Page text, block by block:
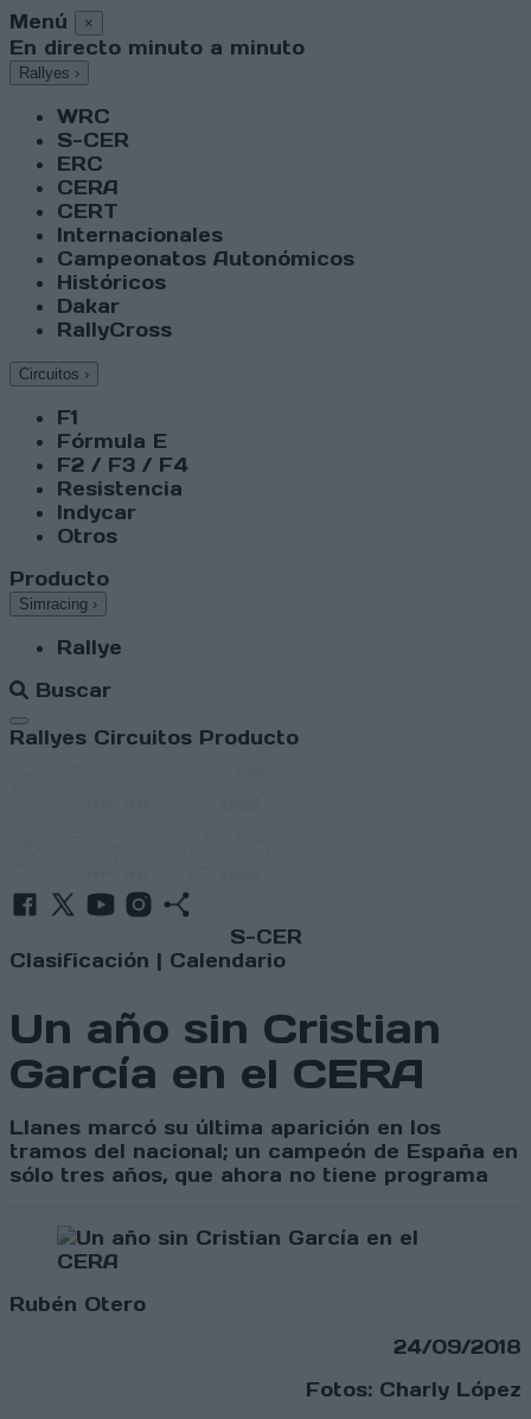
Menú ×
En directo minuto a minuto
Rallyes ›
WRC
S-CER
ERC
CERA
CERT
Internacionales
Campeonatos Autonómicos
Históricos
Dakar
RallyCross
Circuitos ›
F1
Fórmula E
F2 / F3 / F4
Resistencia
Indycar
Otros
Producto
Simracing ›
Rallye
Buscar
Abrir menú
Rallyes Circuitos Producto
S-CER
Clasificación | Calendario
Un año sin Cristian
García en el CERA
Llanes marcó su última aparición en los
tramos del nacional; un campeón de España en
sólo tres años, que ahora no tiene programa
Rubén Otero
24/09/2018
Fotos: Charly López